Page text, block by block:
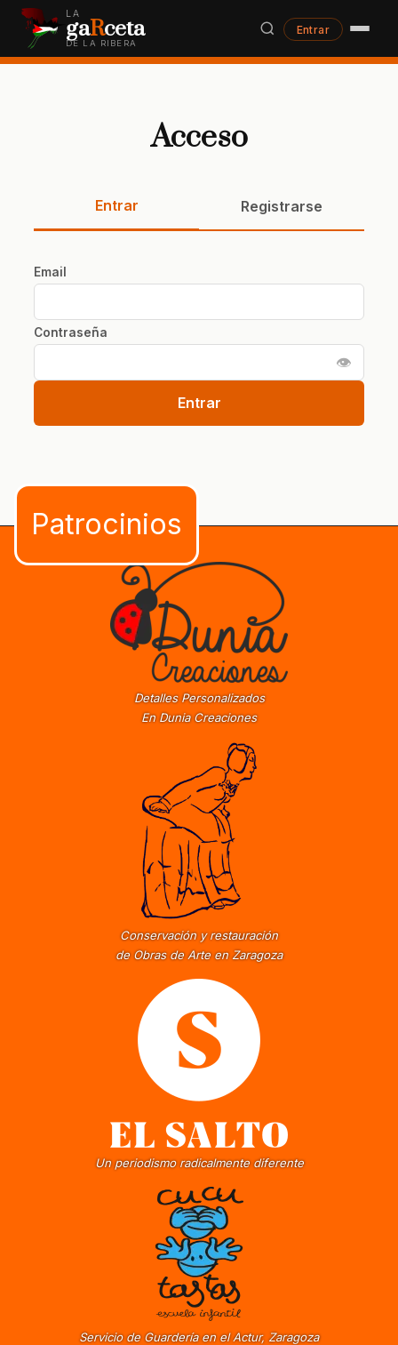
LA
gaRceta
DE LA RIBERA
Entrar
Acceso
Entrar Registrarse
Email
Contraseña
👁
Entrar
Detalles Personalizados
En Dunia Creaciones
Conservación y restauración
de Obras de Arte en Zaragoza
Un periodismo radicalmente diferente
Servicio de Guardería en el Actur, Zaragoza